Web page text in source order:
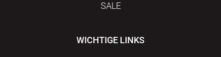
SALE
WICHTIGE LINKS